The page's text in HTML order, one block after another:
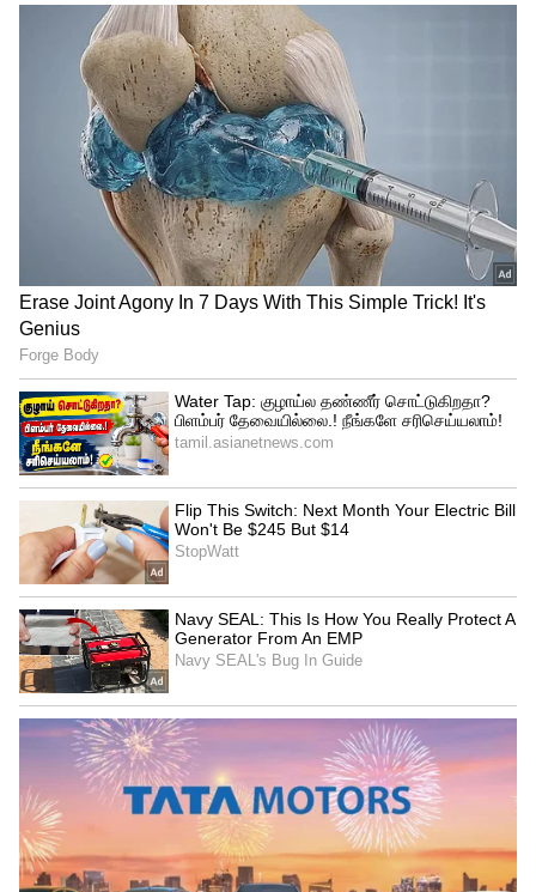
கொந்தளிப்பு! – திருப்பத்தூரில்
காங்கிரஸின் பிரம்மாண்ட
எதிர்ப்பு பேரணி!